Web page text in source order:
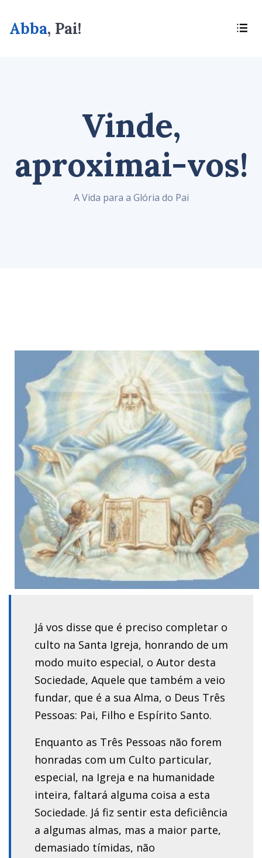
Abba, Pai!
Vinde,
aproximai-vos!
A Vida para a Glória do Pai
Já vos disse que é preciso completar o
culto na Santa Igreja, honrando de um
modo muito especial, o Autor desta
Sociedade, Aquele que também a veio
fundar, que é a sua Alma, o Deus Três
Pessoas: Pai, Filho e Espírito Santo.
Enquanto as Três Pessoas não forem
honradas com um Culto particular,
especial, na Igreja e na humanidade
inteira, faltará alguma coisa a esta
Sociedade. Já fiz sentir esta deficiência
a algumas almas, mas a maior parte,
demasiado tímidas, não